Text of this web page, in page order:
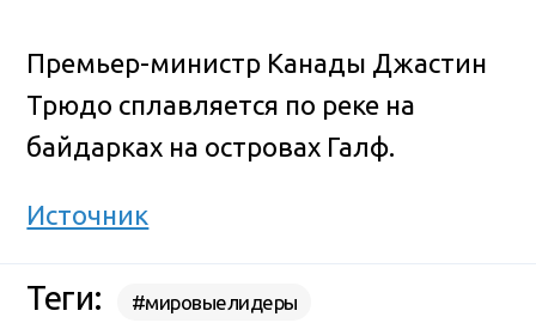
Премьер-министр Канады Джастин
Трюдо сплавляется по реке на
байдарках на островах Галф.
Источник
Теги: #мировыелидеры